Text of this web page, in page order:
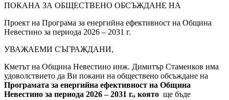
ПОКАНА ЗА ОБЩЕСТВЕНО ОБСЪЖДАНЕ НА
Проект на Програма за енергийна ефективност на Община
Невестино за периода 2026 – 2031 г.
УВАЖАЕМИ СЪГРАЖДАНИ,
Кметът на Община Невестино инж. Димитър Стаменков има
удоволствието да Ви покани на обществено обсъждане на
Програмата за енергийна ефективност на Община
Невестино за периода 2026 – 2031 г., която ще бъде